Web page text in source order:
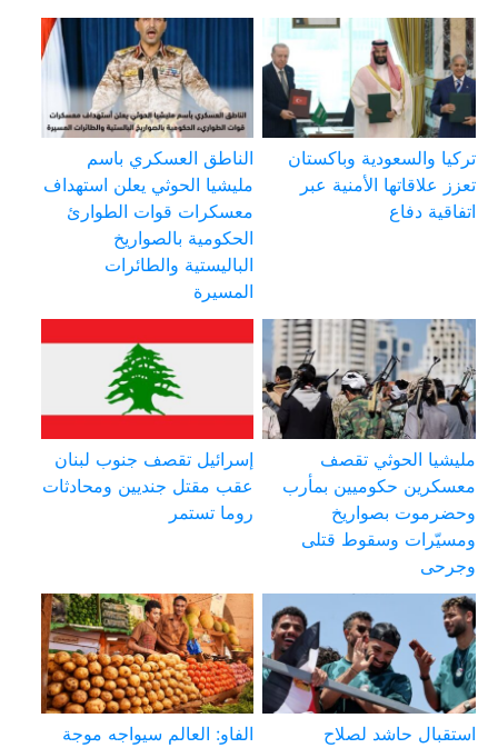
تركيا والسعودية وباكستان
تعزز علاقاتها الأمنية عبر
اتفاقية دفاع
الناطق العسكري باسم
مليشيا الحوثي يعلن استهداف
معسكرات قوات الطوارئ
الحكومية بالصواريخ
الباليستية والطائرات
المسيرة
مليشيا الحوثي تقصف
معسكرين حكوميين بمأرب
وحضرموت بصواريخ
ومسيّرات وسقوط قتلى
وجرحى
إسرائيل تقصف جنوب لبنان
عقب مقتل جنديين ومحادثات
روما تستمر
استقبال حاشد لصلاح
الفاو: العالم سيواجه موجة